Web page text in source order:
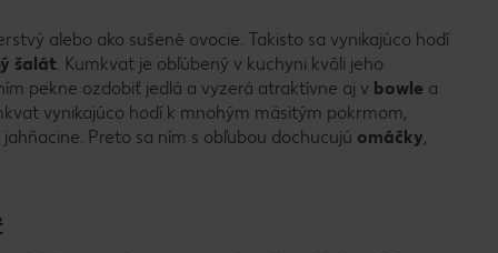
alebo ako sušené ovocie. Takisto sa vynikajúco hodí
šalát. Kumkvat je obľúbený v kuchyni kvôli jeho
pekne ozdobiť jedlá a vyzerá atraktívne aj v bowle a
vynikajúco hodí k mnohým mäsitým pokrmom,
Preto sa ním s obľubou dochucujú omáčky,